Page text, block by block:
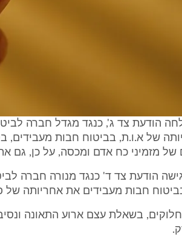
הודעת צד ג', כנגד מגדל חברה
של א.ו.ת, בביטוח חבות מעבידים,
של מזמיני כח אדם ומכסה, על כן, גם
הודעת צד ד' כנגד מנורה חברה
חבות מעבידים את אחריותה של
בשאלת עצם ארוע התאונה